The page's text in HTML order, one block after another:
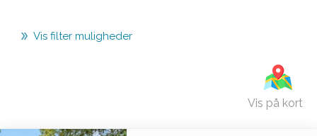
Vis filter muligheder
Vis på kort